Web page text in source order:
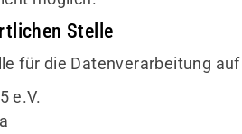
Stelle
für die Datenverarbeitung
e.V.